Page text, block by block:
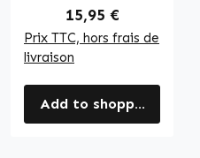
Regular price:
15,95 €
Prix TTC, hors frais de
livraison
Add to shopping cart